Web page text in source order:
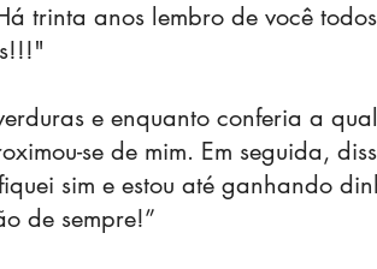
trinta anos lembro de você
e enquanto conferia a
se de mim. Em seguida,
sim e estou até ganhando
de sempre!”